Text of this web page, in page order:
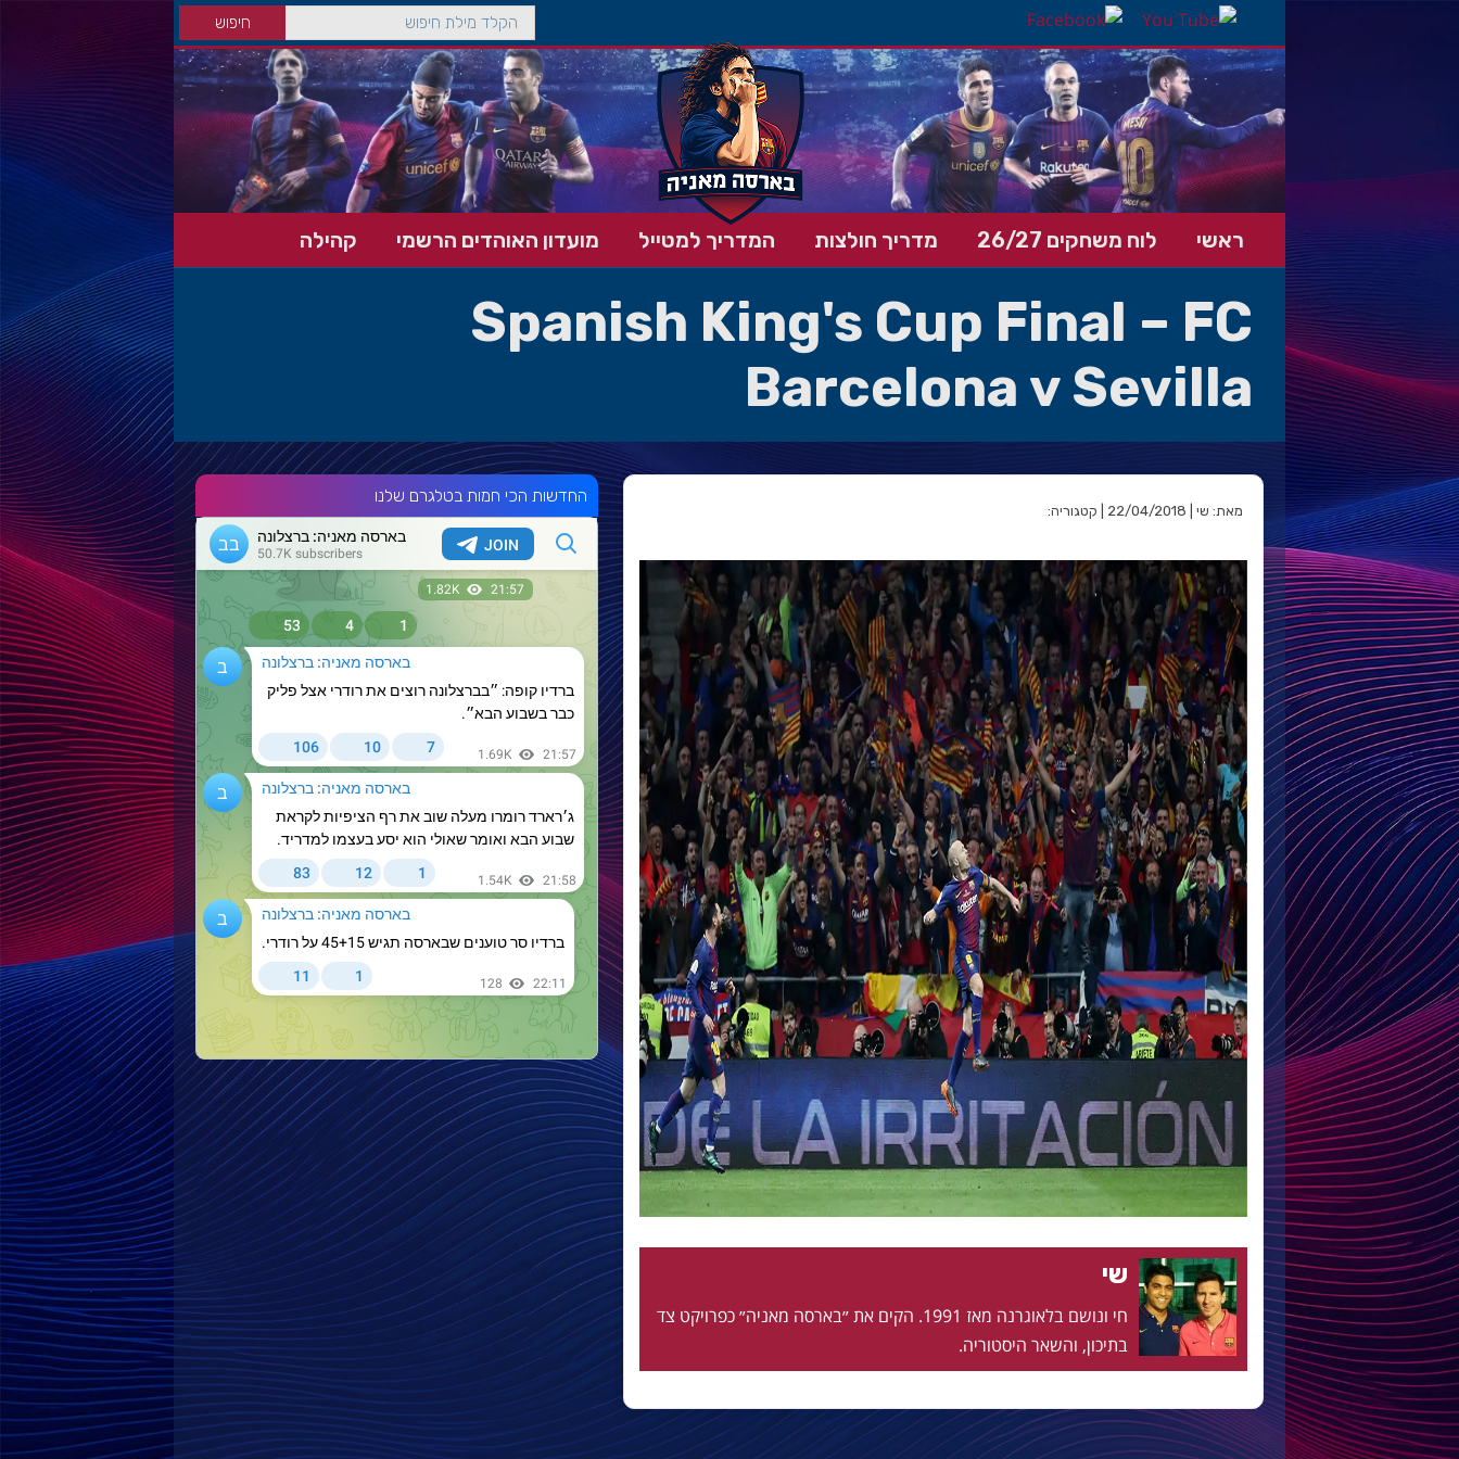
ראשי לוח משחקים 26/27 מדריך חולצות המדריך למטייל מועדון האוהדים הרשמי קהילה
Spanish King's Cup Final – FC
Barcelona v Sevilla
מאת: שי | 22/04/2018 | קטגוריה:
שי
חי ונושם בלאוגרנה מאז 1991. הקים את ״בארסה מאניה״ כפרויקט צד
בתיכון, והשאר היסטוריה.
החדשות הכי חמות בטלגרם שלנו